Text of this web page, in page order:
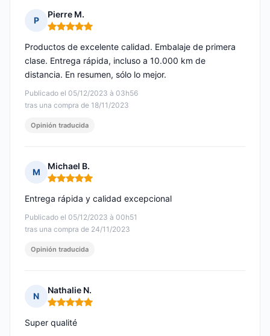
P
Pierre M.
Nota: 5 de 5
Publicado el 05/12/2023 à 03h56
tras una compra de 18/11/2023
Productos de excelente calidad. Embalaje de primera
clase. Entrega rápida, incluso a 10.000 km de
distancia. En resumen, sólo lo mejor.
Opinión traducida
M
Michael B.
Nota: 5 de 5
Publicado el 05/12/2023 à 00h51
tras una compra de 24/11/2023
Entrega rápida y calidad excepcional
Opinión traducida
N
Nathalie N.
Nota: 5 de 5
Super qualité